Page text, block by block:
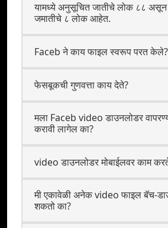
यामध्ये अनुसूचित जातीचे लोक ८८
जमातीचे ८ लोक आहेत.
Faceb ने काय फाइल स्वरूप परत केले?
फेसबूकची गुणवत्ता काय देते?
मला Faceb video डाउनलोडर
करावी लागेल का?
video डाउनलोडर मोबाईलवर काम
मी एकावेळी अनेक video फाइल बॅच-
शकतो का?